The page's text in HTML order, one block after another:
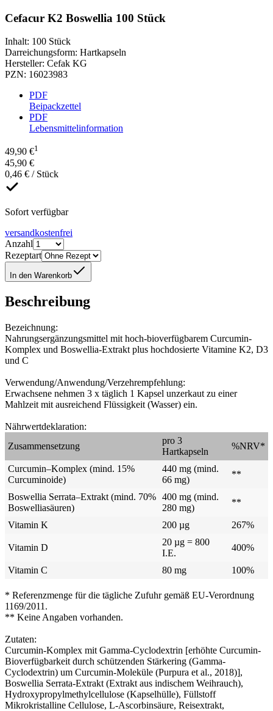
Cefacur K2 Boswellia 100 Stück
Inhalt: 100 Stück
Darreichungsform: Hartkapseln
Hersteller: Cefak KG
PZN: 16023983
PDF
Beipackzettel
PDF
Lebensmittelinformation
49,90 €1
45,90 €
0,46 € / Stück
Sofort verfügbar
versandkostenfrei
Anzahl
Rezeptart
In den Warenkorb
Beschreibung
Bezeichnung:
Nahrungsergänzungsmittel mit hoch-bioverfügbarem Curcumin-
Komplex und Boswellia-Extrakt plus hochdosierte Vitamine K2, D3
und C
Verwendung/Anwendung/Verzehrempfehlung:
Erwachsene nehmen 3 x täglich 1 Kapsel unzerkaut zu einer
Mahlzeit mit ausreichend Flüssigkeit (Wasser) ein.
Nährwertdeklaration:
Zusammensetzung
pro 3
Hartkapseln
%NRV*
Curcumin–Komplex (mind. 15%
Curcuminoide)
440 mg (mind.
66 mg)
**
Boswellia Serrata–Extrakt (mind. 70%
Boswelliasäuren)
400 mg (mind.
280 mg)
**
Vitamin K 200 µg 267%
Vitamin D
20 µg = 800
I.E.
400%
Vitamin C 80 mg 100%
* Referenzmenge für die tägliche Zufuhr gemäß EU-Verordnung
1169/2011.
** Keine Angaben vorhanden.
Zutaten:
Curcumin-Komplex mit Gamma-Cyclodextrin [erhöhte Curcumin-
Bioverfügbarkeit durch schützenden Stärkering (Gamma-
Cyclodextrin) um Curcumin-Moleküle (Purpura et al., 2018)],
Boswellia Serrata-Extrakt (Extrakt aus indischem Weihrauch),
Hydroxypropylmethylcellulose (Kapselhülle), Füllstoff
Mikrokristalline Cellulose, L-Ascorbinsäure, Reisextrakt,